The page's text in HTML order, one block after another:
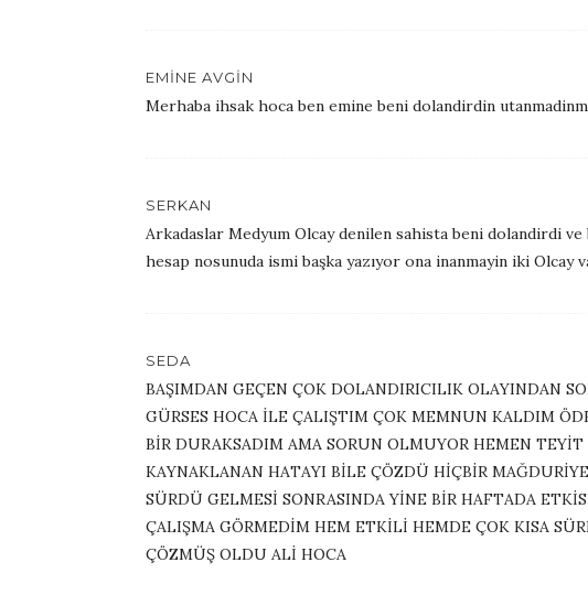
EMINE AVGIN
Merhaba ihsak hoca ben emine beni dolandirdin
SERKAN
Arkadaslar Medyum Olcay denilen sahista beni dolandirdi
hesap nosunuda ismi başka yazıyor ona inanmayin iki Olcay
SEDA
BAŞIMDAN GEÇEN ÇOK DOLANDIRICILIK OLAYINDAN
GÜRSES HOCA İLE ÇALIŞTIM ÇOK MEMNUN KALDIM
BİR DURAKSADIM AMA SORUN OLMUYOR HEMEN
KAYNAKLANAN HATAYI BİLE ÇÖZDÜ HİÇBİR
SÜRDÜ GELMESİ SONRASINDA YİNE BİR HAFTADA
ÇALIŞMA GÖRMEDİM HEM ETKİLİ HEMDE ÇOK KISA
ÇÖZMÜŞ OLDU ALİ HOCA